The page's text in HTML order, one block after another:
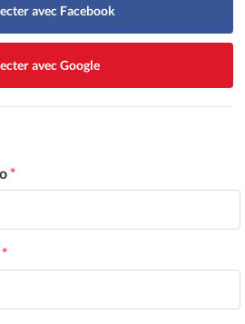
avec Facebook
avec Google
*
*